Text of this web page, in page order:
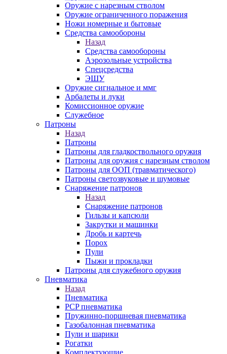
Оружие с нарезным стволом
Оружие ограниченного поражения
Ножи номерные и бытовые
Средства самообороны
Назад
Средства самообороны
Аэрозольные устройства
Спецсредства
ЭШУ
Оружие сигнальное и ммг
Арбалеты и луки
Комиссионное оружие
Служебное
Патроны
Назад
Патроны
Патроны для гладкоствольного оружия
Патроны для оружия с нарезным стволом
Патроны для ООП (травматического)
Патроны светозвуковые и шумовые
Снаряжение патронов
Назад
Снаряжение патронов
Гильзы и капсюли
Закрутки и машинки
Дробь и картечь
Порох
Пули
Пыжи и прокладки
Патроны для служебного оружия
Пневматика
Назад
Пневматика
PCP пневматика
Пружинно-поршневая пневматика
Газобалонная пневматика
Пули и шарики
Рогатки
Комплектующие